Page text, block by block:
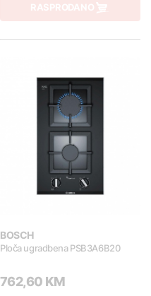
RASPRODANO
BOSCH
Ploča ugradbena PSB3A6B20
762,60 KM